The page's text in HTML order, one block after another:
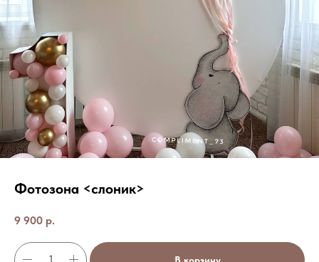
Фотозона <слоник>
9 900 р.